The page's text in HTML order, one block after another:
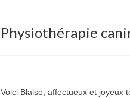
Physiothérapie
Voici Blaise, affectueux et joyeux